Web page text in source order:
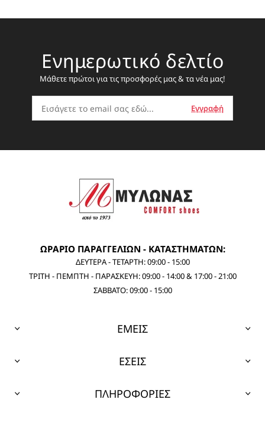
Ενημερωτικό δελτίο
Μάθετε πρώτοι για τις προσφορές μας & τα νέα μας!
ΩΡΑΡΙΟ ΠΑΡΑΓΓΕΛΙΩΝ - ΚΑΤΑΣΤΗΜΑΤΩΝ:
ΔΕΥΤΕΡΑ - ΤΕΤΑΡΤΗ: 09:00 - 15:00
ΤΡΙΤΗ - ΠΕΜΠΤΗ - ΠΑΡΑΣΚΕΥΗ: 09:00 - 14:00 & 17:00 - 21:00
ΣΑΒΒΑΤΟ: 09:00 - 15:00
ΕΜΕΙΣ
ΕΣΕΙΣ
ΠΛΗΡΟΦΟΡΙΕΣ